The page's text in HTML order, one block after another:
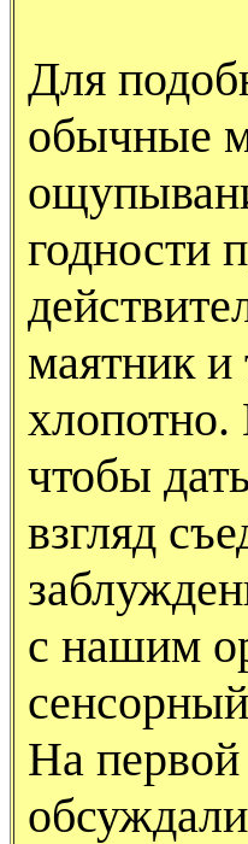
Для
обычные
годности
маятник и
чтобы
взгляд
с нашим
На